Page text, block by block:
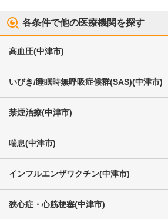
各条件で他の医療機関を探す
高血圧(中津市)
いびき/睡眠時無呼吸症候群(SAS)(中津市)
禁煙治療(中津市)
喘息(中津市)
インフルエンザワクチン(中津市)
狭心症・心筋梗塞(中津市)